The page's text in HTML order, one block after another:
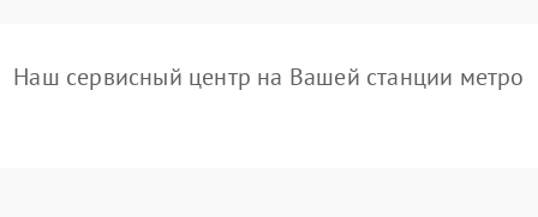
Наш сервисный центр на Вашей станции метро